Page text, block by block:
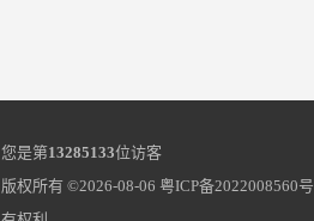
您是第13285133位访客
版权所有 ©2026-08-06 粤ICP备2022008560号